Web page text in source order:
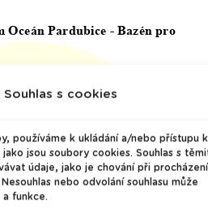
s cookies
používáme k ukládání a/nebo přístupu k
jsou soubory cookies. Souhlas s
údaje, jako je chování při procházení
nebo odvolání souhlasu může
funkce.